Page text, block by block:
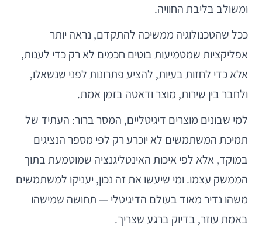
ומשולב בליבת החוויה.
ככל שהטכנולוגיה ממשיכה להתקדם, נראה יותר
אפליקציות שמטמיעות בוטים חכמים לא רק כדי לענות,
אלא כדי לחזות בעיות, להציע פתרונות לפני שנשאלו,
ולחבר בין שירות, מוצר ודאטה בזמן אמת.
למי שבונים מוצרים דיגיטליים, המסר ברור: העתיד של
תמיכת המשתמשים לא יוכרע רק לפי מספר הנציגים
במוקד, אלא לפי איכות האינטליגנציה שמוטמעת בתוך
הממשק עצמו. ומי שיעשו את זה נכון, יעניקו למשתמשים
משהו נדיר מאוד בעולם הדיגיטלי — תחושה שמישהו
באמת עוזר, בדיוק ברגע שצריך.